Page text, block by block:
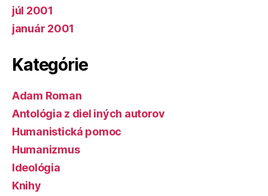
júl 2001
január 2001
Kategórie
Adam Roman
Antológia z diel iných autorov
Humanistická pomoc
Humanizmus
Ideológia
Knihy